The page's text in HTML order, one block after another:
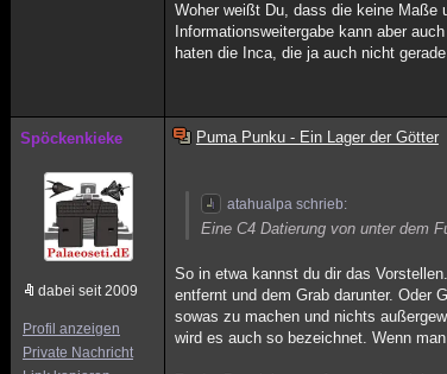
Woher weißt Du, dass die keine Maße
Informationsweitergabe kann aber
haten die Inca, die ja auch nicht
Spöckenkieke
dabei seit 2009
Profil anzeigen
Private Nachricht
Puma Punku - Ein Lager der Götter
atahualpa schrieb:
Eine C4 Datierung von unter dem
So in etwa kannst du dir das
entfernt und dem Grab darunter. Oder
sowas zu machen und nichts
wird es auch so bezeichnet. Wenn